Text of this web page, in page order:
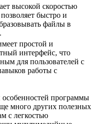
высокой скоростью
быстро и
файлы в
простой и
интерфейс, что
для пользователей с
работы с
программы
много других полезных
с легкостью